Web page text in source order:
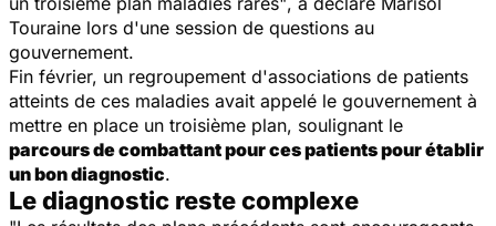
Touraine lors d'une session de questions au
gouvernement.
Fin février, un regroupement d'associations de patients
atteints de ces maladies avait appelé le gouvernement à
mettre en place un troisième plan, soulignant le
parcours de combattant pour ces patients pour établir
un bon diagnostic.
Le diagnostic reste complexe